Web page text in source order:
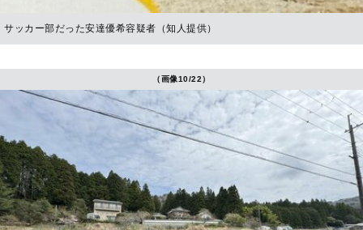
サッカー部だった安達優希容疑者（知人提供）
（画像10/22）